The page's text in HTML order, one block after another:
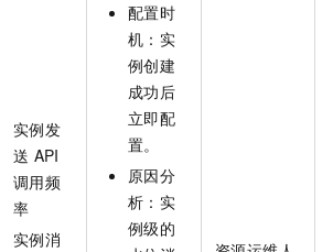
实例发
送 API
调用频
率
实例消
配置时
机：实
例创建
成功后
立即配
置。
原因分
析：实
例级的